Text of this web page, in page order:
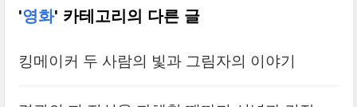
'영화' 카테고리의 다른 글
킹메이커 두 사람의 빛과 그림자의 이야기